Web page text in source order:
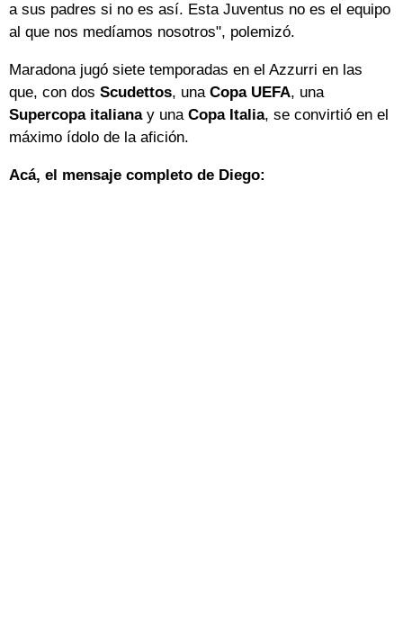
a sus padres si no es así. Esta Juventus no es el equipo
al que nos medíamos nosotros", polemizó.
Maradona jugó siete temporadas en el Azzurri en las
que, con dos Scudettos, una Copa UEFA, una
Supercopa italianay una Copa Italia, se convirtió en el
máximo ídolo de la afición.
Acá, el mensaje completo de Diego: